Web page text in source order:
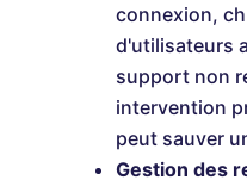
connexion,
d'utilisateurs
support non
intervention
peut sauver
Gestion des